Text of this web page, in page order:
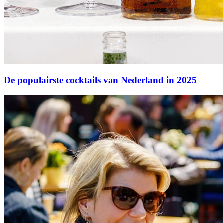
De populairste cocktails van Nederland in 2025